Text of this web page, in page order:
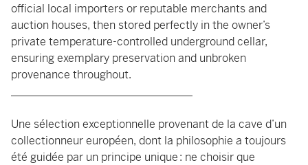
official local importers or reputable merchants and
auction houses, then stored perfectly in the owner’s
private temperature-controlled underground cellar,
ensuring exemplary preservation and unbroken
provenance throughout.
Une sélection exceptionnelle provenant de la cave d’un
collectionneur européen, dont la philosophie a toujours
été guidée par un principe unique : ne choisir que